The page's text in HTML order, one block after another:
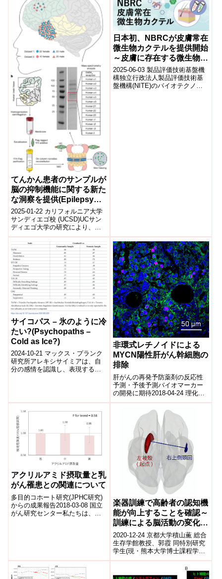
てんかん患者のサンプルが
脳の抑制機能に関する新た
な洞察を提供(Epilepsy
Patient Samples Offer
Unprecedented Insights
on Brain ‘Brakes’ Linked
to Disorders)
2025-01-22 カリフォルニア大学
サンディエゴ校 (UCSD)UCサン
ディエゴ大学の研究により、て
んかん患者から提供された脳組
織サンプルを用いて、GABA...
日本初、NBRCが皮膚常在
微生物カクテルを提供開始
～皮膚に存在する微生物群
集の解析精度を向上!化粧
品などの研究開発を加速～
2025-06-03 製品評価技術基盤機
構独立行政法人製品評価技術基
盤機構(NITE)のバイオテクノロ
サイコパス – 氷のように冷
たい?(Psychopaths –
Cold as Ice?)
2024-10-21 マックス・プランク
研究所アレキシサイミアは、自
分の感情を認識し、表現するこ
非環式レチノイドによる
MYCN陽性肝がん幹細胞の
排除
肝がんの再発予防薬剤の反応性
予測・予後予測バイオマーカー
の開発に期待2018-04-24 理化学
研究所理化学研究所(理研)生命医
科学研究センター肝がん予防研
アクリルアミド摂取量と乳
がん罹患との関連について
多目的コホート研究(JPHC研究)
からの成果報告2018-03-08 国立
がん研究センター私たちは、い
楽器訓練で高齢者の認知機
能が向上することを確認～
訓練による脳活動の変化を
高齢者で初報告～
2020-12-24 京都大学積山薫 総合
生存学館教授、郭霞 同特別研究
学生(現・熊本大学博士課程学
生)、山下雅俊 同特任助教らの研
究グループは、高齢者が初心
者...